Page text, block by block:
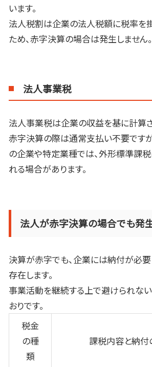
います。
法人税割は企業の法人税額に税率を
ため、赤字決算の場合は発生しません。
法人事業税
法人事業税は企業の収益を基に計算
赤字決算の際は通常支払い不要です
の企業や特定業種では、外形標準課
れる場合があります。
法人が赤字決算の場合でも発
決算が赤字でも、企業には納付が必
存在します。
事業活動を継続する上で避けられな
おりです。
税金
の種
類
課税内容と納付